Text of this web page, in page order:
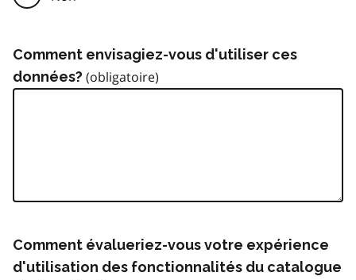
Comment envisagiez-vous d'utiliser ces
données?
Comment évalueriez-vous votre expérience
d'utilisation des fonctionnalités du catalogue